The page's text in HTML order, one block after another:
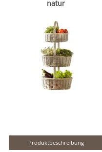
natur
Produktbeschreibung